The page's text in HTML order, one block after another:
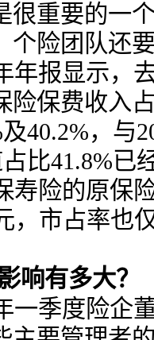
很重要的一
个险团队还
年报显示，
险保费收入
40.2%，与
比41.8%已
寿险的原保
，市占率也
响有多大？
一季度险企